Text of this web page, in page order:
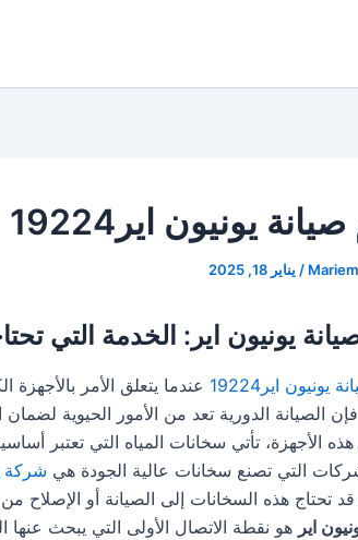
يونيون اير19224
Mariem
/ يناير 18, 2025
يونيون اير: الخدمة التي
اير19224
عندما يتعلق الأمر بالأجهزة
الصيانة الدورية تعد من الأمور الحيوية
الأجهزة، تأتي سخانات المياه التي تعتبر
التي تصنع سخانات عالية الجودة هي شركة
قد تحتاج هذه السخانات إلى الصيانة أو
اير هو نقطة الاتصال الأولى التي يبحث عنها